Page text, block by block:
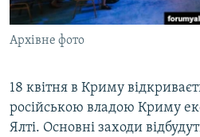
ВІДЕОУРОКИ «ELIFBE»
СВІДЧЕННЯ ОКУПАЦІЇ
ІНФОГРАФІКА
Русский
ДОЛУЧАЙСЯ!
Архівне фото
18 квітня в Криму
російською владою Криму
Ялті. Основні заходи